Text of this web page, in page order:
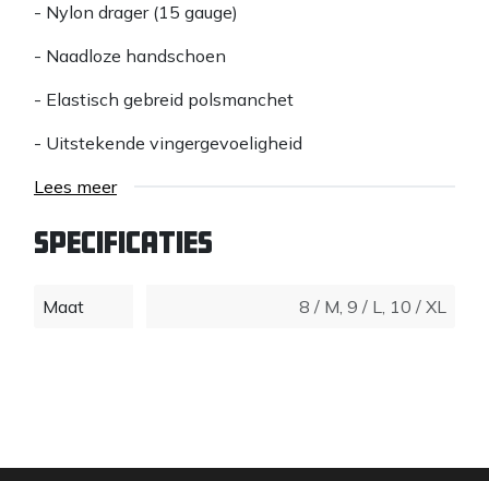
- Nylon drager (15 gauge)
- Naadloze handschoen
- Elastisch gebreid polsmanchet
- Uitstekende vingergevoeligheid
- Dunne, lichte en soepele drager die perfect op de
- Zeer goede grip in zowel natte als droge
omstandigheden
Lees meer
Specificaties
Maat 8 / M, 9 / L, 10 / XL